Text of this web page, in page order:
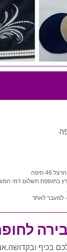
חיפה
בתוספת תשלום דמי
- למעבר לאתר
בכיף